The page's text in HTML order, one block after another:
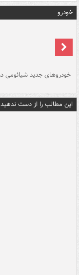
خودرو
خودروهای جدید شیائومی در
این مطالب را از دست